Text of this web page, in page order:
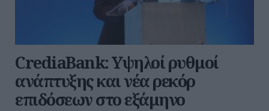
CrediaBank: Υψηλοί ρυθμοί
ανάπτυξης και νέα ρεκόρ
επιδόσεων στο εξάμηνο